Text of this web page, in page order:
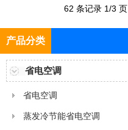
62 条记录 1/3 页
产品分类
省电空调
省电空调
蒸发冷节能省电空调